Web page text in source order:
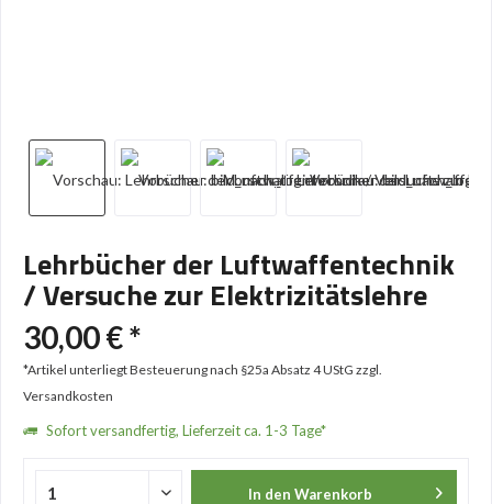
Lehrbücher der Luftwaffentechnik
/ Versuche zur Elektrizitätslehre
30,00 € *
*Artikel unterliegt Besteuerung nach §25a Absatz 4 UStG zzgl.
Versandkosten
Sofort versandfertig, Lieferzeit ca. 1-3 Tage*
In den Warenkorb